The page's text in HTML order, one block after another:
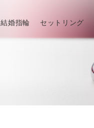
結婚指輪 セットリング